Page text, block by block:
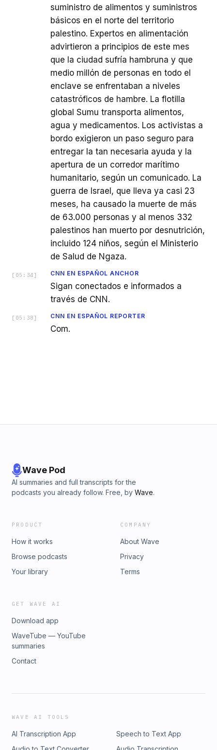
suministro de alimentos y suministros
básicos en el norte del territorio
palestino. Expertos en alimentación
advirtieron a principios de este mes
que la ciudad sufría hambruna y que
medio millón de personas en todo el
enclave se enfrentaban a niveles
catastróficos de hambre. La flotilla
global Sumu transporta alimentos,
agua y medicamentos. Los activistas a
bordo exigieron un paso seguro para
entregar la tan necesaria ayuda y la
apertura de un corredor marítimo
humanitario, según un comunicado. La
guerra de Israel, que lleva ya casi 23
meses, ha causado la muerte de más
de 63.000 personas y al menos 332
palestinos han muerto por desnutrición,
incluido 124 niños, según el Ministerio
de Salud de Ngaza.
[ 05:34 ] CNN EN ESPAÑOL ANCHOR
Sigan conectados e informados a
través de CNN.
[ 05:38 ] CNN EN ESPAÑOL REPORTER
Com.
Wave Pod
AI summaries and full transcripts for the
podcasts you already follow. Free, by Wave.
PRODUCT
How it works
Browse podcasts
Your library
COMPANY
About Wave
Privacy
Terms
GET WAVE AI
Download app
WaveTube — YouTube
summaries
Contact
WAVE AI TOOLS
AI Transcription App
Speech to Text App